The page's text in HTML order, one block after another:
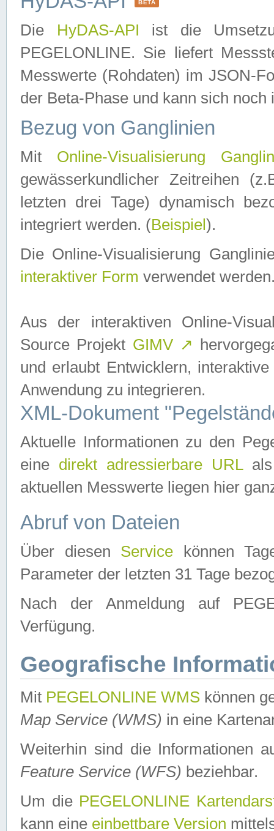
BETA
Die HyDAS-API ist die
PEGELONLINE. Sie liefert
Messwerte (Rohdaten) im JSON-
der Beta-Phase und kann sich noch
Bezug von Ganglinien
Mit Online-Visualisierung
gewässerkundlicher Zeitreihen
letzten drei Tage) dynamisch
integriert werden. (Beispiel ).
Die Online-Visualisierung
interaktiver Form verwendet
Aus der interaktiven Online-
Source Projekt GIMV ↗
und erlaubt Entwicklern,
Anwendung zu integrieren.
XML-Dokument
Aktuelle Informationen zu den
eine direkt adressierbare URLals
aktuellen Messwerte liegen hier
Abruf von Dateien
Über diesen Service können
Parameter der letzten 31 Tage
Nach der Anmeldung auf
Verfügung.
Geografische
Mit PEGELONLINE WMS können
Map Service (WMS) in eine
Weiterhin sind die Informationen
Feature Service (WFS) beziehbar.
Um die PEGELONLINE
kann eine einbettbare Version